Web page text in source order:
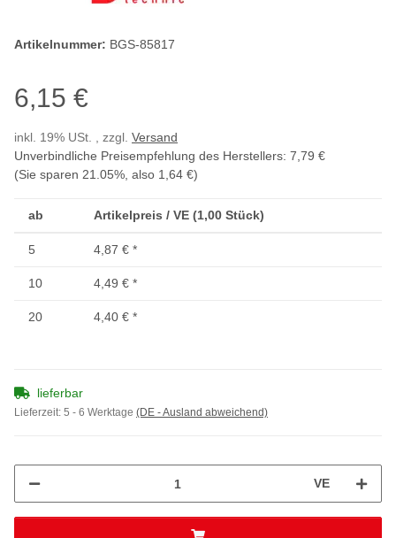
Artikelnummer: BGS-85817
6,15 €
inkl. 19% USt. , zzgl. Versand
Unverbindliche Preisempfehlung des Herstellers: 7,79 €
(Sie sparen 21.05% , also 1,64 €)
ab Artikelpreis / VE (1,00 Stück)
5 4,87 € *
10 4,49 € *
20 4,40 € *
lieferbar
Lieferzeit: 5 - 6 Werktage (DE - Ausland abweichend)
VE